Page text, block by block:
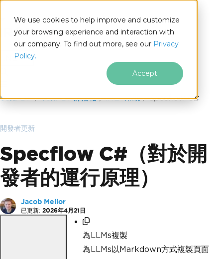
We use cookies to help improve and customize
your browsing experience and interaction with
our company. To find out more, see our Privacy
Policy.
Accept
.NET
跳至頁尾內容
IronPDF IronPDF部落格 .NET幫助 Specflow C#
開發者更新
Specflow C#（對於開
發者的運行原理）
Jacob Mellor
已更新: 2026年4月21日
為LLMs複製
為LLMs以Markdown方式複製頁面